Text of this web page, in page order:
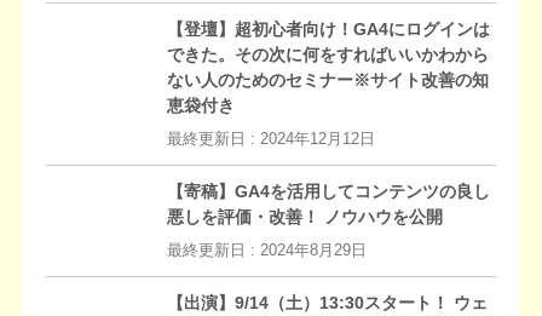
【登壇】超初心者向け！GA4にログインは
できた。その次に何をすればいいかわから
ない人のためのセミナー※サイト改善の知
恵袋付き
最終更新日 : 2024年12月12日
【寄稿】GA4を活用してコンテンツの良し
悪しを評価・改善！ ノウハウを公開
最終更新日 : 2024年8月29日
【出演】9/14（土）13:30スタート！ ウェ